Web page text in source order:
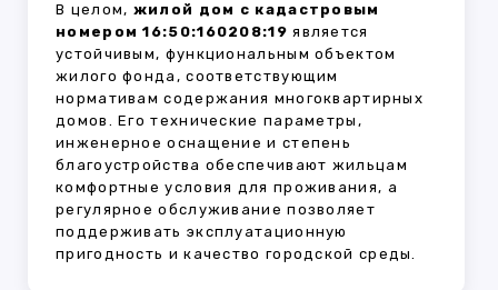
В целом, жилой дом с кадастровым
номером 16:50:160208:19 является
устойчивым, функциональным объектом
жилого фонда, соответствующим
нормативам содержания многоквартирных
домов. Его технические параметры,
инженерное оснащение и степень
благоустройства обеспечивают жильцам
комфортные условия для проживания, а
регулярное обслуживание позволяет
поддерживать эксплуатационную
пригодность и качество городской среды.